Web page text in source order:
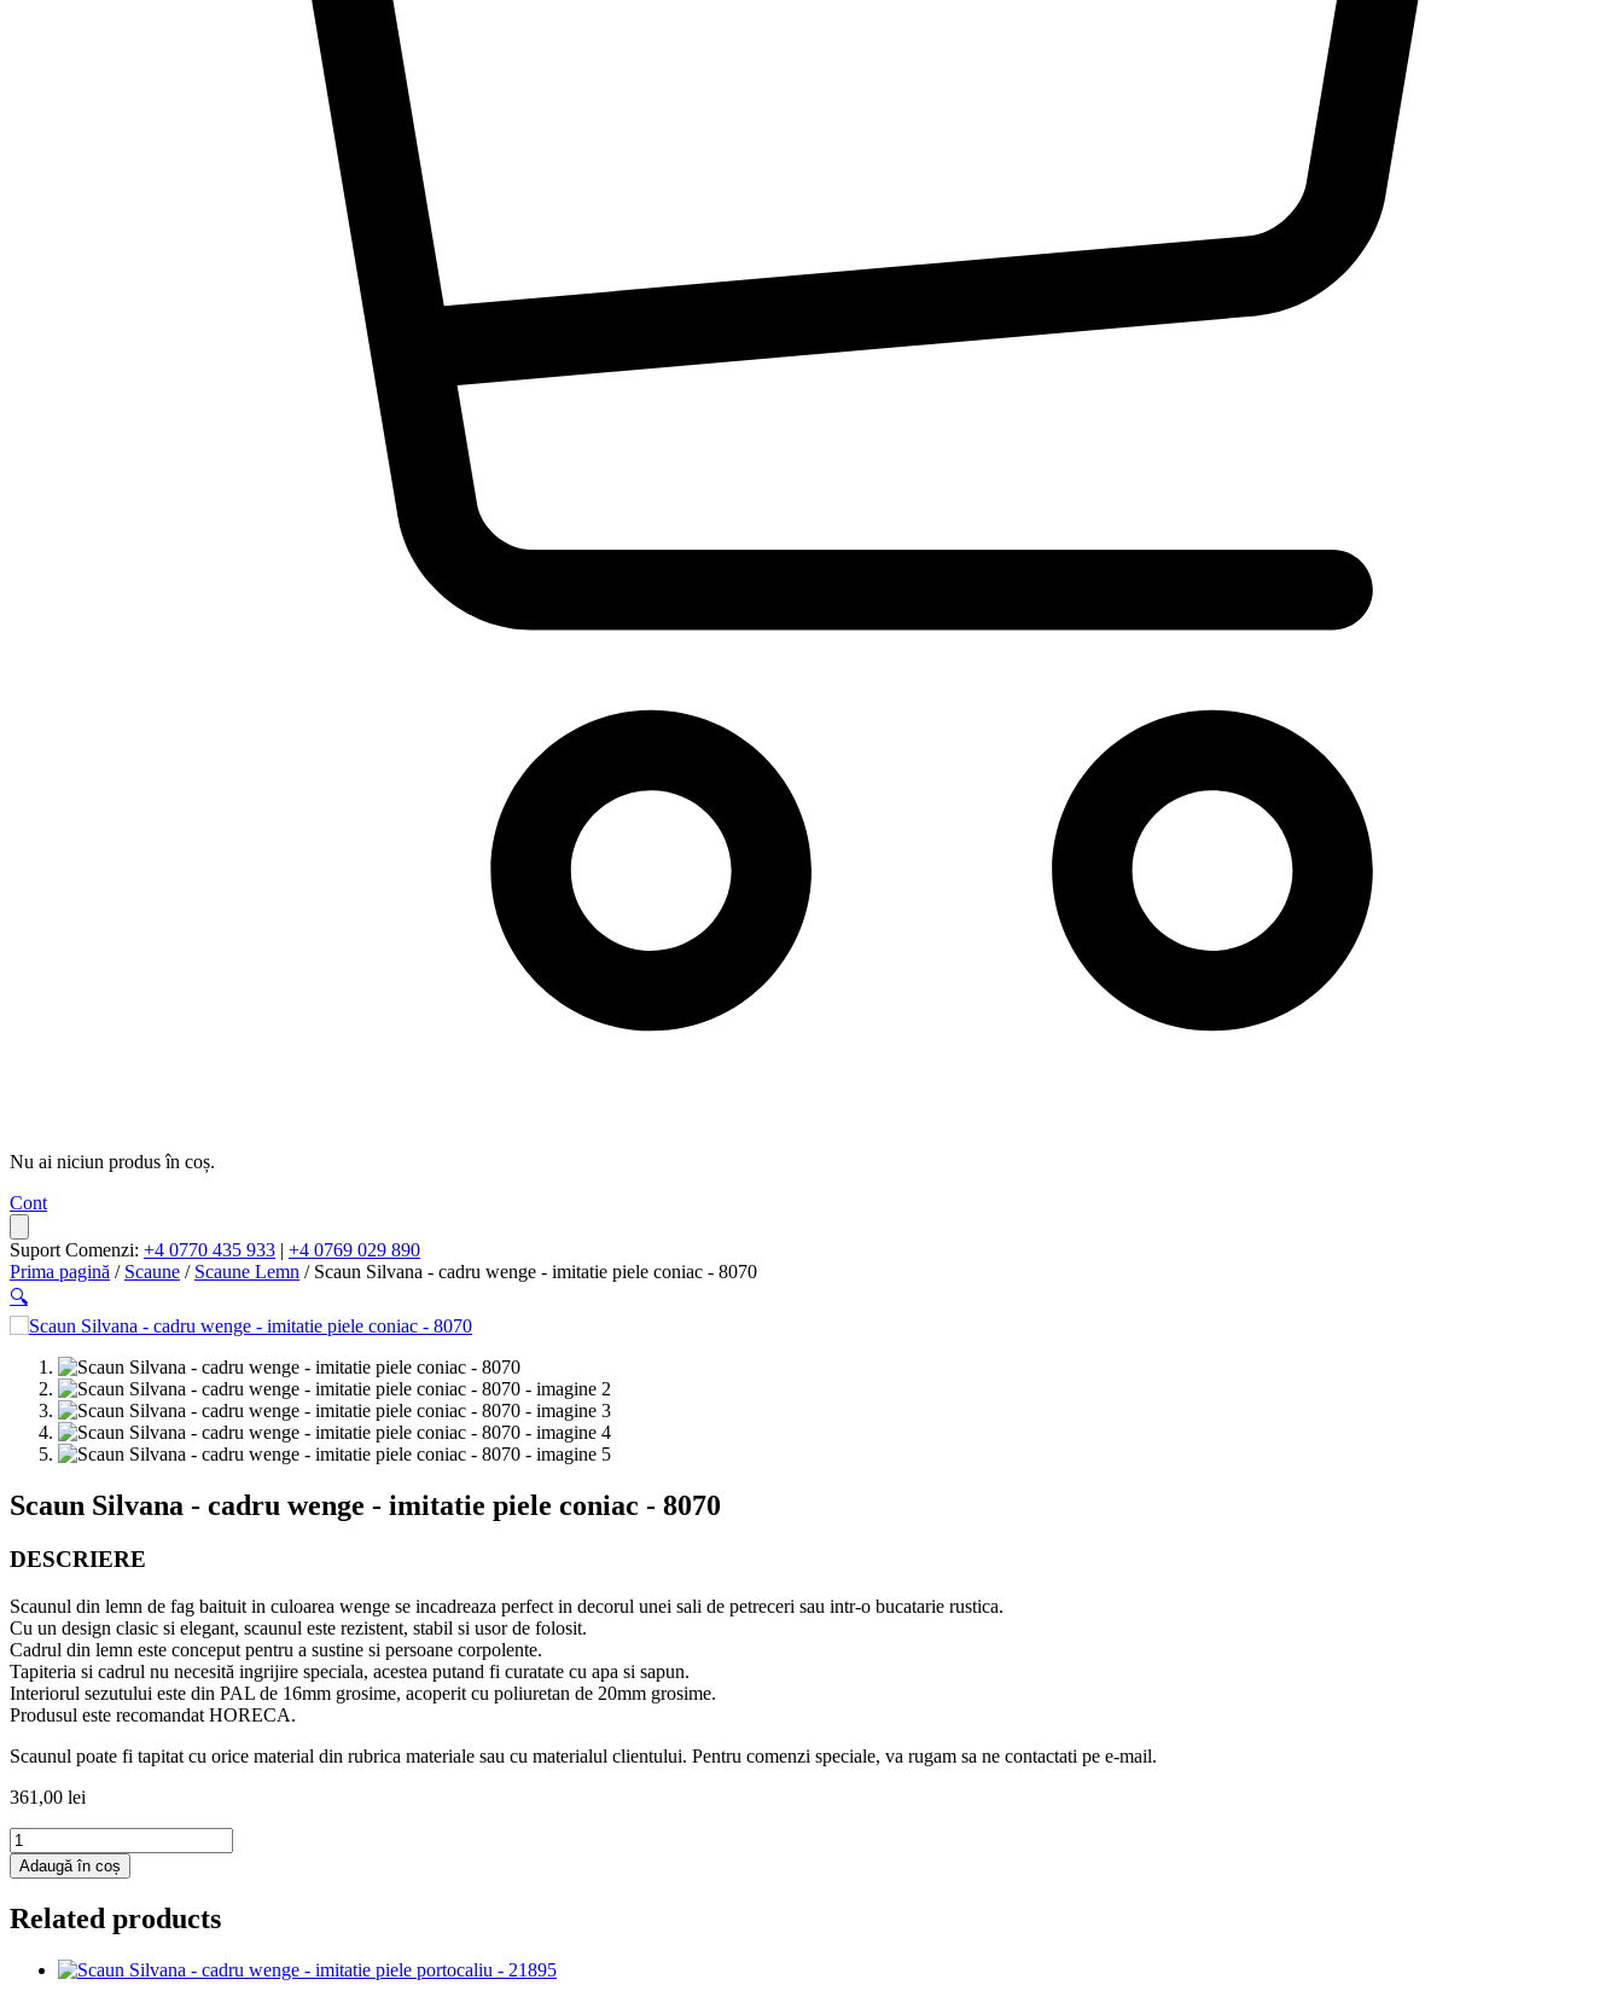
Nu ai niciun produs în coș.
Cont
Suport Comenzi: +4 0770 435 933 | +4 0769 029 890
Prima pagină / Scaune / Scaune Lemn / Scaun Silvana - cadru wenge - imitatie piele coniac - 8070
🔍
Scaun Silvana - cadru wenge - imitatie piele coniac - 8070
DESCRIERE
Scaunul din lemn de fag baituit in culoarea wenge se incadreaza perfect in decorul unei sali de petreceri sau intr-o bucatarie rustica.
Cu un design clasic si elegant, scaunul este rezistent, stabil si usor de folosit.
Cadrul din lemn este conceput pentru a sustine si persoane corpolente.
Tapiteria si cadrul nu necesită ingrijire speciala, acestea putand fi curatate cu apa si sapun.
Interiorul sezutului este din PAL de 16mm grosime, acoperit cu poliuretan de 20mm grosime.
Produsul este recomandat HORECA.
Scaunul poate fi tapitat cu orice material din rubrica materiale sau cu materialul clientului. Pentru comenzi speciale, va rugam sa ne contactati pe e-mail.
361,00 lei
Cantitate
Scaun
Silvana
cadru
Adaugă în coș
Related products